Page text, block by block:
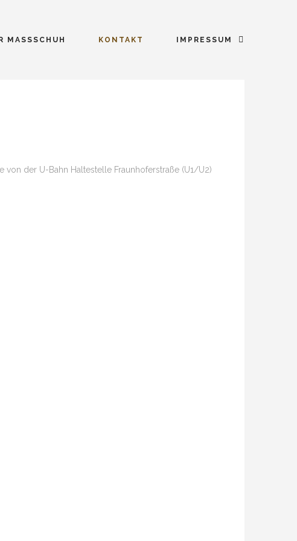
MASSSCHUH KONTAKT IMPRESSUM
der U-Bahn Haltestelle Fraunhoferstraße (U1/U2)